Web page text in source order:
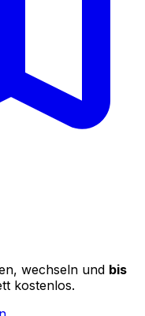
wechseln und bis
kostenlos.